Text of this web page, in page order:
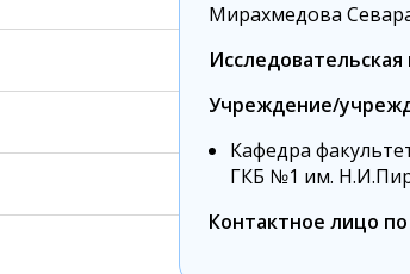
Мирахмедова
Исследовательская
Учреждение/
Кафедра
ГКБ №1 им.
Контактное лицо